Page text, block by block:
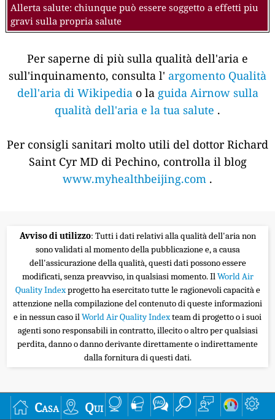
Allerta salute: chiunque può essere soggetto a effetti piu
gravi sulla propria salute
Per saperne di più sulla qualità dell'aria e
sull'inquinamento, consulta l' argomento Qualità
dell'aria di Wikipediao la guida Airnow sulla
qualità dell'aria e la tua salute .
Per consigli sanitari molto utili del dottor Richard
Saint Cyr MD di Pechino, controlla il blog
www.myhealthbeijing.com .
Avviso di utilizzo: Tutti i dati relativi alla qualità dell'aria non
sono validati al momento della pubblicazione e, a causa
dell'assicurazione della qualità, questi dati possono essere
modificati, senza preavviso, in qualsiasi momento. IlWorld Air
Quality Indexprogetto ha esercitato tutte le ragionevoli capacità e
attenzione nella compilazione del contenuto di queste informazioni
e in nessun caso ilWorld Air Quality Indexteam di progetto o i suoi
agenti sono responsabili in contratto, illecito o altro per qualsiasi
perdita, danno o danno derivante direttamente o indirettamente
dalla fornitura di questi dati.
Casa Qui